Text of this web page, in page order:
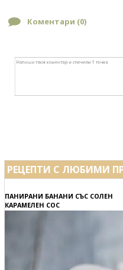
Коментари (0)
РЕЦЕПТИ С ЛЮБИМИ
ПАНИРАНИ БАНАНИ СЪС СОЛЕН
КАРАМЕЛЕН СОС